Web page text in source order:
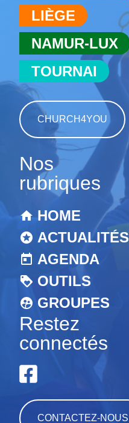
LIÈGE
NAMUR-LUX
TOURNAI
CHURCH4YOU
Nos
rubriques
HOME
ACTUALITÉS
AGENDA
OUTILS
GROUPES
Restez
connectés
CONTACTEZ-NOUS